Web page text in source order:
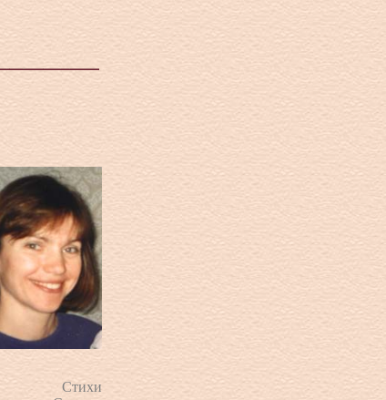
Стихи